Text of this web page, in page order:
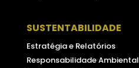
SUSTENTABILIDADE
Estratégia e Relatórios
Responsabilidade Ambiental